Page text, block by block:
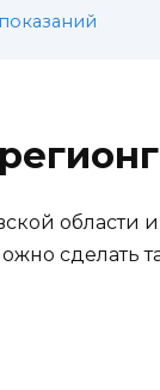
сделать